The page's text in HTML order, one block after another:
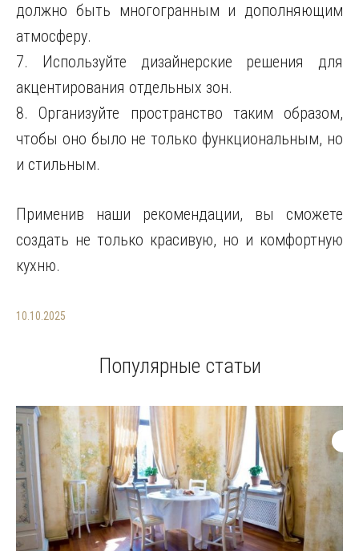
должно быть многогранным и дополняющим
атмосферу.
7. Используйте дизайнерские решения для
акцентирования отдельных зон.
8. Организуйте пространство таким образом,
чтобы оно было не только функциональным, но
и стильным.
Применив наши рекомендации, вы сможете
создать не только красивую, но и комфортную
кухню.
10.10.2025
Популярные статьи